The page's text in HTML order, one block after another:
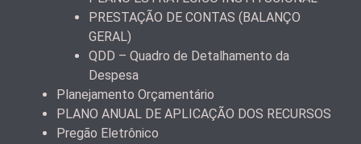
PRESTAÇÃO DE CONTAS (BALANÇO
GERAL)
QDD – Quadro de Detalhamento da
Despesa
Planejamento Orçamentário
PLANO ANUAL DE APLICAÇÃO DOS RECURSOS
Pregão Eletrônico